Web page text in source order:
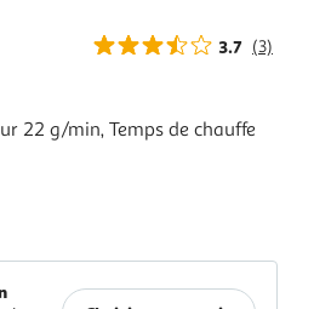
3.7 (3)
22 g/min, Temps de chauffe